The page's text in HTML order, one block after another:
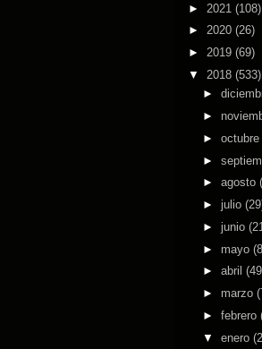
► 2021 (108)
► 2020 (26)
► 2019 (69)
▼ 2018 (533)
►
►
► octubre
►
► agosto
► julio
► junio
► mayo
► abril
► marzo
► febrero
▼ enero